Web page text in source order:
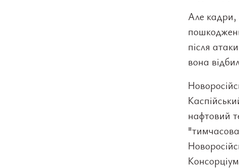
Але
після
вона
нафтовий